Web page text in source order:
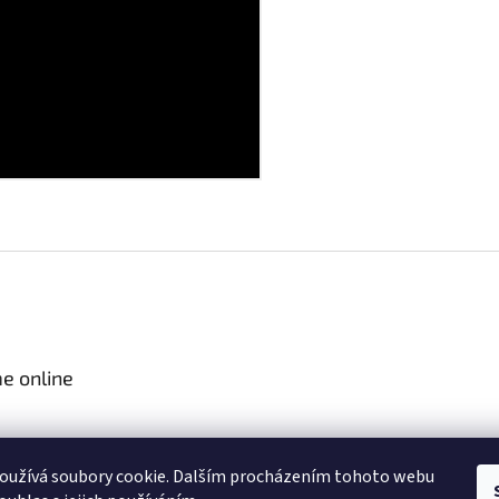
soubory cookie. Dalším procházením tohoto webu
online